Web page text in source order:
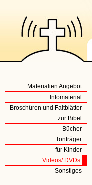
Materialien Angebot
Infomaterial
Broschüren und Faltblätter
zur Bibel
Bücher
Tonträger
für Kinder
Videos/ DVDs
Sonstiges